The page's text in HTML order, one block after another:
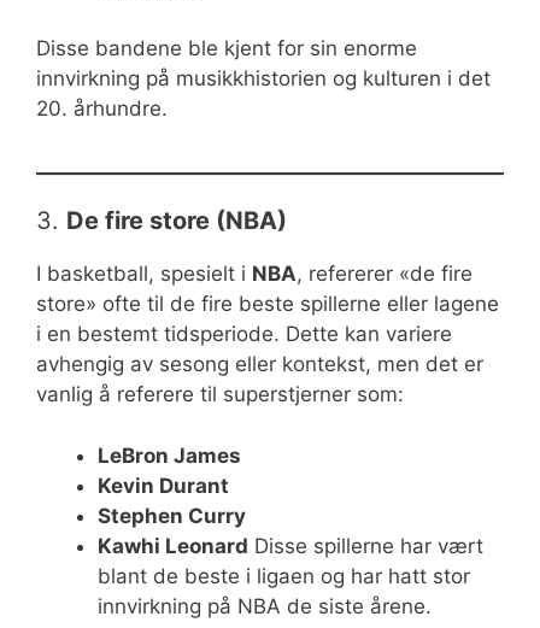
Disse bandene ble kjent for sin enorme
innvirkning på musikkhistorien og kulturen i det
20. århundre.
3. De fire store (NBA)
I basketball, spesielt i NBA, refererer «de fire
store» ofte til de fire beste spillerne eller lagene
i en bestemt tidsperiode. Dette kan variere
avhengig av sesong eller kontekst, men det er
vanlig å referere til superstjerner som:
LeBron James
Kevin Durant
Stephen Curry
Kawhi Leonard Disse spillerne har vært
blant de beste i ligaen og har hatt stor
innvirkning på NBA de siste årene.